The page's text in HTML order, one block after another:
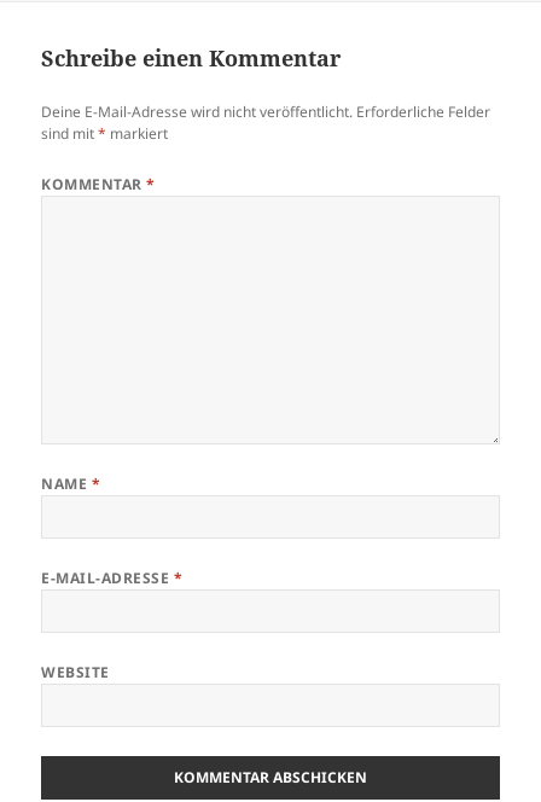
Schreibe einen Kommentar
Deine E-Mail-Adresse wird nicht veröffentlicht. Erforderliche Felder
sind mit* markiert
KOMMENTAR*
NAME *
E-MAIL-ADRESSE *
WEBSITE